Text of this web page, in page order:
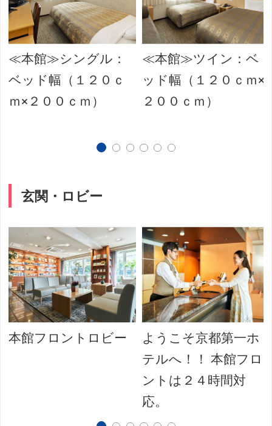
≪本館≫シングル：
ベッド幅（１２０ｃ
ｍ×２００ｃｍ）
≪本館≫ツイン：ベ
ッド幅（１２０ｃｍ×
２００ｃｍ）
玄関・ロビー
本館フロントロビー
ようこそ京都第一ホ
テルへ！！ 本館フロ
ントは２４時間対
応。